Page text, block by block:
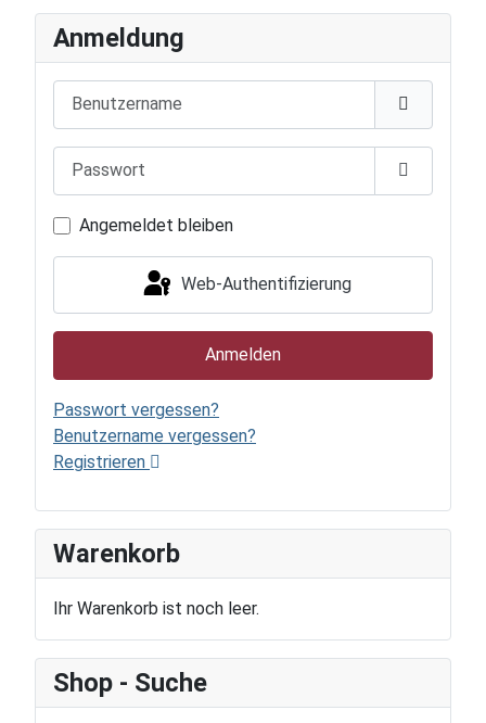
Anmeldung
Passwort
Angemeldet bleiben
Web-Authentifizierung
Anmelden
Passwort vergessen?
Benutzername vergessen?
Registrieren
Warenkorb
Ihr Warenkorb ist noch leer.
Shop - Suche